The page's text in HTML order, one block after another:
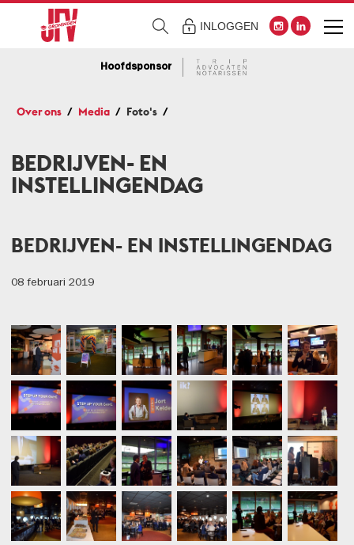
INLOGGEN
Hoofdsponsor
Over ons Media Foto's
BEDRIJVEN- EN
INSTELLINGENDAG
BEDRIJVEN- EN INSTELLINGENDAG
08 februari 2019